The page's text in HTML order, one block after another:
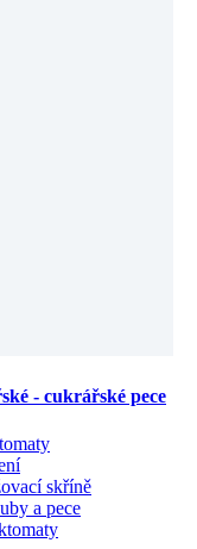
- cukrářské pece
skříně
a pece